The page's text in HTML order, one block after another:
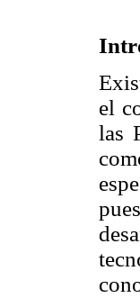
el
las